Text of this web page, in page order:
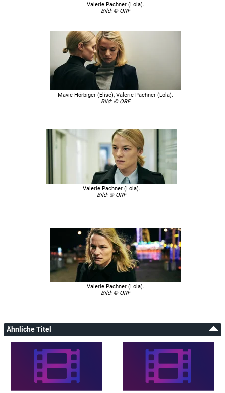
Valerie Pachner (Lola).
Bild: © ORF
Mavie Hörbiger (Elise), Valerie Pachner (Lola).
Bild: © ORF
Valerie Pachner (Lola).
Bild: © ORF
Valerie Pachner (Lola).
Bild: © ORF
Ähnliche Titel